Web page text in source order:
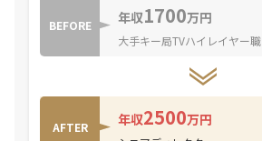
BEFORE 年収1700万円
大手キー局TVハイレイヤー職
AFTER 年収2500万円